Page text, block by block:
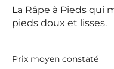
La Râpe à Pieds qui
pieds doux et lisses.
Prix moyen constaté